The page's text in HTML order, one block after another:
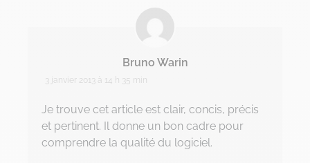
Bruno Warin
3 janvier 2013 à 14 h 35 min
Je trouve cet article est clair, concis, précis
et pertinent. Il donne un bon cadre pour
comprendre la qualité du logiciel.